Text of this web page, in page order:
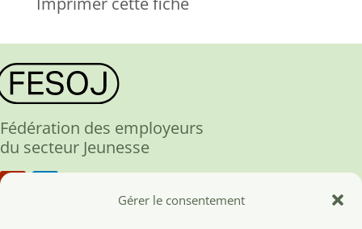
Gérer le consentement
Fédération des employeurs
du secteur Jeunesse